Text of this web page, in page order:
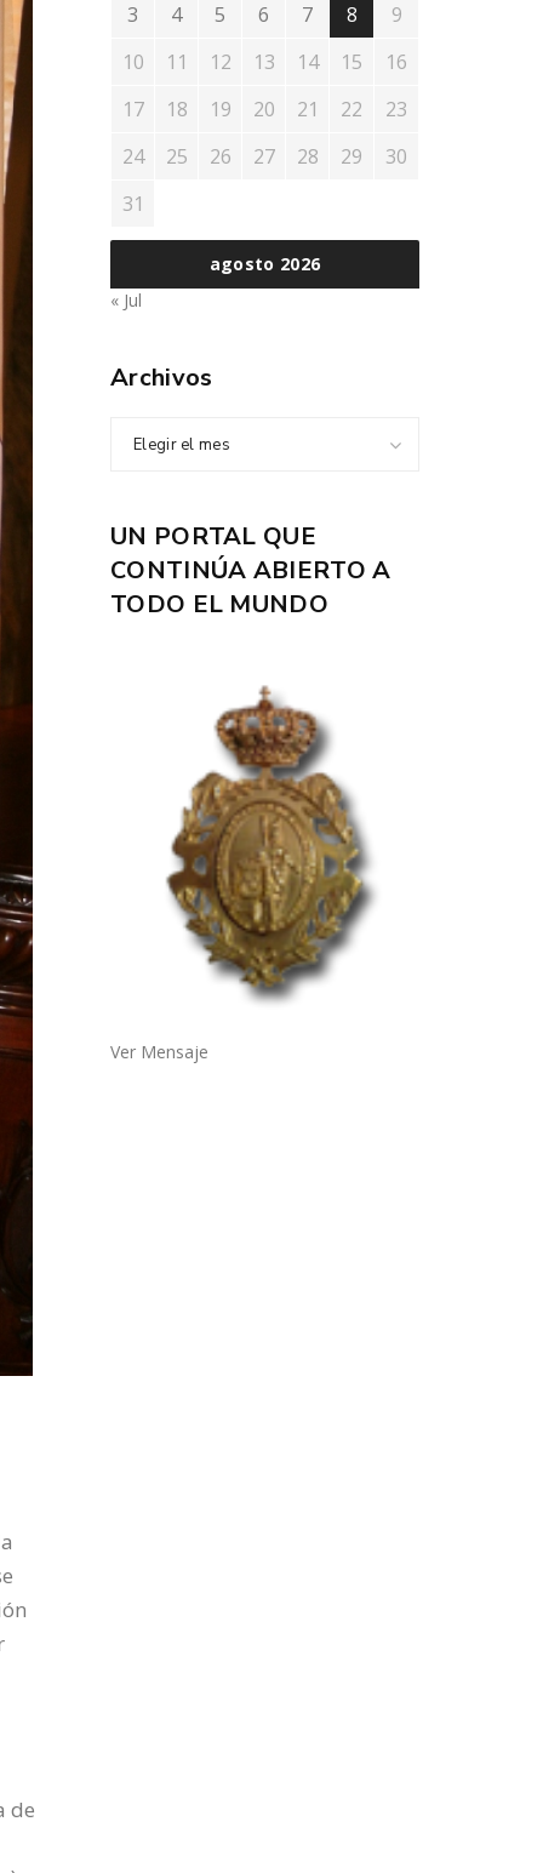
de
agosto 2026
3
4 5 6 7 8
9
10
11 12 13 14 15
16
17
18 19 20 21 22
23
24
25 26 27 28 29
30
31
« Jul
Archivos
Elegir el mes
UN PORTAL QUE
CONTINÚA ABIERTO A
TODO EL MUNDO
Ver Mensaje